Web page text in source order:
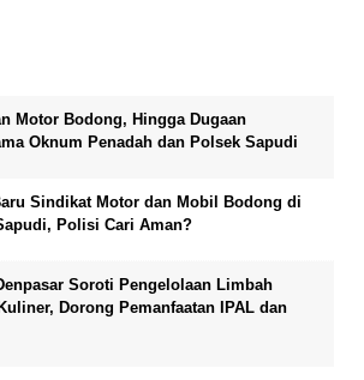
Motor Bodong, Hingga Dugaan
Oknum Penadah dan Polsek Sapudi
Sindikat Motor dan Mobil Bodong di
Polisi Cari Aman?
Soroti Pengelolaan Limbah
Dorong Pemanfaatan IPAL dan